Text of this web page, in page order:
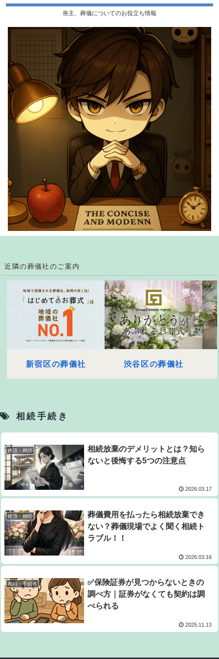
喪主、葬儀についてのお役立ち情報
近隣の葬儀社のご案内
新宿区の葬儀社 渋谷区の葬儀社
相続手続き
終活・相続
相続放棄のデメリットとは？知ら
ないと後悔する5つの注意点
2026.03.17
終活・相続
葬儀費用を払ったら相続放棄でき
ない？葬儀現場でよく聞く相続ト
ラブル！！
2026.03.16
相続・手続き
✅保険証券が見つからないときの
調べ方｜証券がなくても契約は調
べられる
2025.11.13